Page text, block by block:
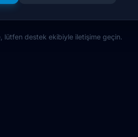
lütfen destek ekibiyle iletişime geçin.